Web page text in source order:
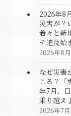
2026年8
災害が？
着々と新
チ追及始
2026年8
なぜ災害
こる？「
年7月、
乗り越え
2026年7